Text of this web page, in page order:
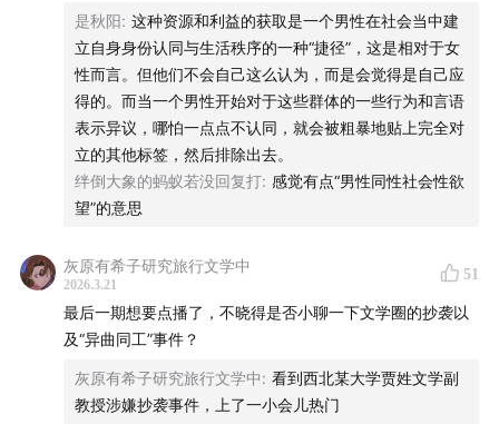
03:38:42权力精英的宏大叙事与政治狂想
03:43:43 全球权力精英的运作模式
03:58:32 政治掮客/中间人是何种存在
04:00:11如何理解吉斯莱恩・麦克斯韦？
04:10:15社会性制衡力量VS社会性恶的力量
⛽本期加油站
是秋阳: 这种资源和利益的获取是一个男性在社会当中建
立自身身份认同与生活秩序的一种“捷径”，这是相对于女
性而言。但他们不会自己这么认为，而是会觉得是自己应
得的。而当一个男性开始对于这些群体的一些行为和言语
表示异议，哪怕一点点不认同，就会被粗暴地贴上完全对
立的其他标签，然后排除出去。
绊倒大象的蚂蚁若没回复打: 感觉有点“男性同性社会性欲
望”的意思
灰原有希子研究旅行文学中
2026.3.21
51
最后一期想要点播了，不晓得是否小聊一下文学圈的抄袭以
及“异曲同工”事件？
灰原有希子研究旅行文学中: 看到西北某大学贾姓文学副
教授涉嫌抄袭事件，上了一小会儿热门